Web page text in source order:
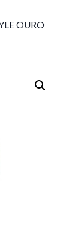
OURO